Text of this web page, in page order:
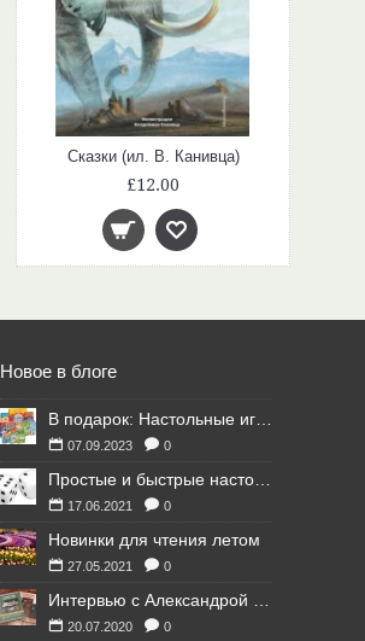
Сказки (ил. В. Канивца)
£12.00
Новое в блоге
07.09.2023 0
17.06.2021 0
Новинки для чтения летом
27.05.2021 0
20.07.2020 0